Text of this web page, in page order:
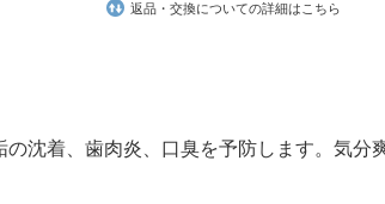
返品・交換についての詳細はこちら
沈着、歯肉炎、口臭を予防します。気分